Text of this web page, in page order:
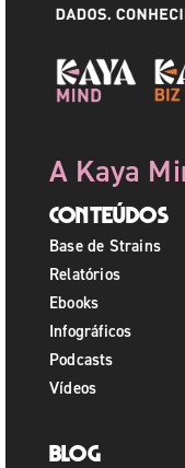
A Kaya
Conteúdos
Base de Strains
Relatórios
Ebooks
Infográficos
Podcasts
Vídeos
Blog